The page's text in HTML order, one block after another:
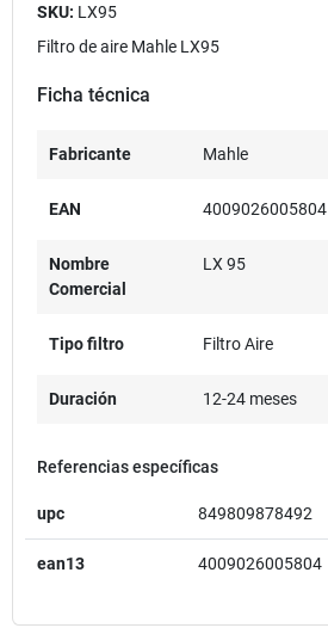
SKU: LX95
Filtro de aire Mahle LX95
Ficha técnica
Fabricante Mahle
EAN 4009026005804
Nombre
Comercial
LX 95
Tipo filtro Filtro Aire
Duración 12-24 meses
Referencias específicas
upc 849809878492
ean13 4009026005804